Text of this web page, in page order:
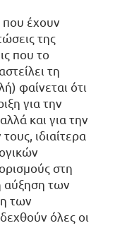
που έχουν
της
που το
τη
φαίνεται ότι
για την
και για την
ιδιαίτερα
στη
αύξηση των
των
όλες οι